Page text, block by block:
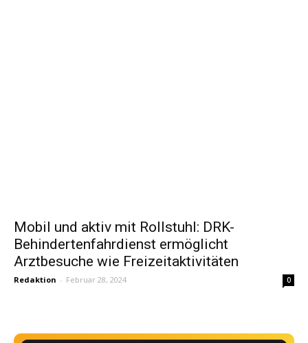
Mobil und aktiv mit Rollstuhl: DRK-
Behindertenfahrdienst ermöglicht
Arztbesuche wie Freizeitaktivitäten
Redaktion - Februar 28, 2024 0